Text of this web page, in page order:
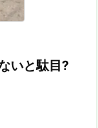
いと駄目?